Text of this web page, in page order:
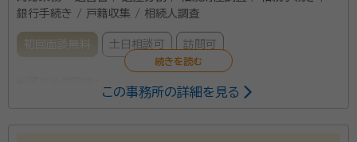
銀行手続き / 戸籍収集 / 相続人調査
初回面談無料 土日相談可 訪問可
この事務所の詳細を見る